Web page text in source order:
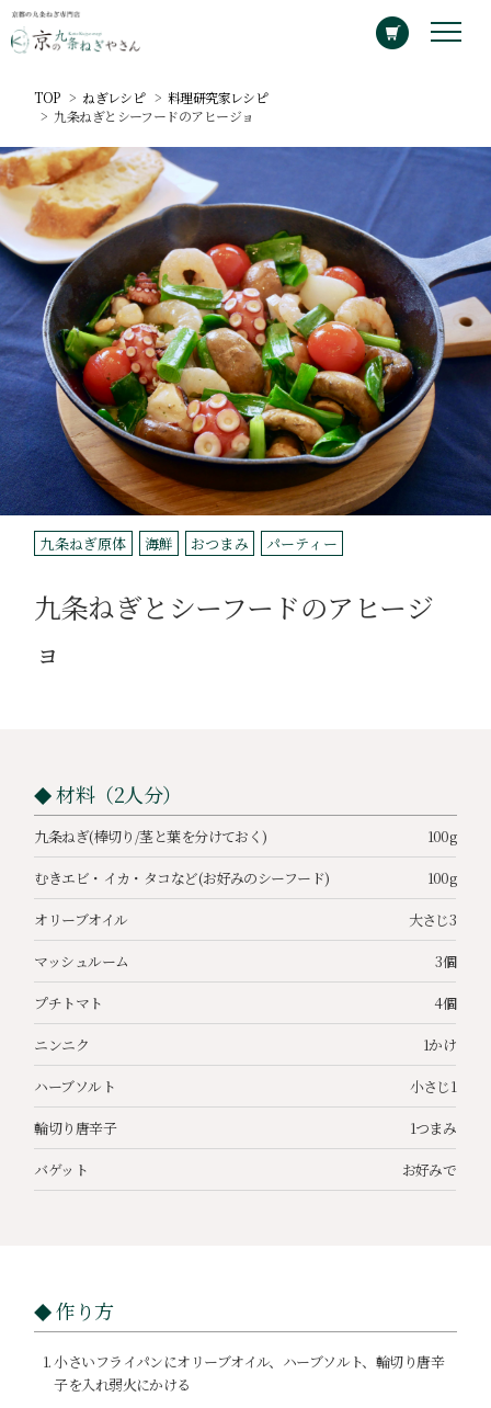
TOP ねぎレシピ
料理研究家レシピ
九条ねぎとシーフードのアヒージョ
九条ねぎ原体 海鮮 おつまみ パーティー
九条ねぎとシーフードのアヒージ
ョ
材料（2人分）
九条ねぎ(棒切り/茎と葉を分けておく)
100g
むきエビ・イカ・タコなど(お好みのシーフード)
100g
オリーブオイル
大さじ3
マッシュルーム
3個
プチトマト
4個
ニンニク
1かけ
ハーブソルト
小さじ1
輪切り唐辛子
1つまみ
バゲット
お好みで
作り方
小さいフライパンにオリーブオイル、ハーブソルト、輪切り唐辛
子を入れ弱火にかける